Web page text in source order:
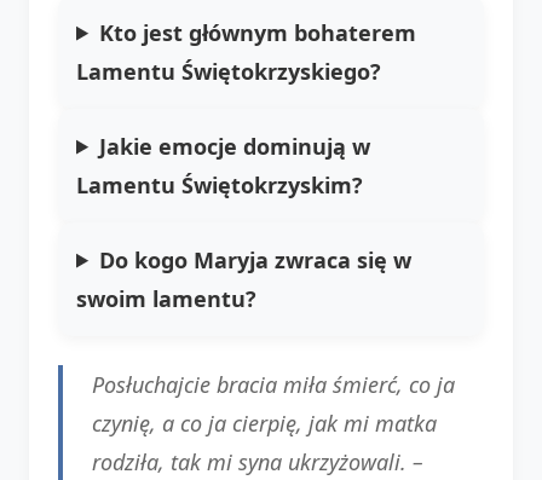
Kto jest głównym bohaterem
Lamentu Świętokrzyskiego?
Jakie emocje dominują w
Lamentu Świętokrzyskim?
Do kogo Maryja zwraca się w
swoim lamentu?
Posłuchajcie bracia miła śmierć, co ja
czynię, a co ja cierpię, jak mi matka
rodziła, tak mi syna ukrzyżowali. –